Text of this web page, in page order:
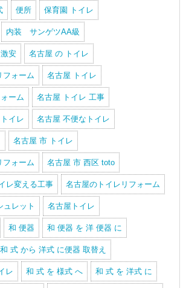
便所 保育園 トイレ
内装 サンゲツAA級
安 名古屋 の トイレ
フォーム 名古屋 トイレ
ーム 名古屋 トイレ 工事
イレ 名古屋 不便なトイレ
名古屋 市 トイレ
フォーム 名古屋 市 西区 toto
レ変える工事 名古屋のトイレリフォーム
ュレット 名古屋トイレ
和 便器 和 便器 を 洋 便器 に
和 式 から 洋式 に便器 取替え
レ 和 式 を 様式 へ 和 式 を 洋式 に